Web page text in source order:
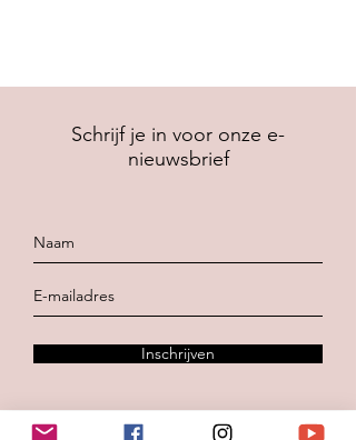
Schrijf je in voor onze e-
nieuwsbrief
Inschrijven